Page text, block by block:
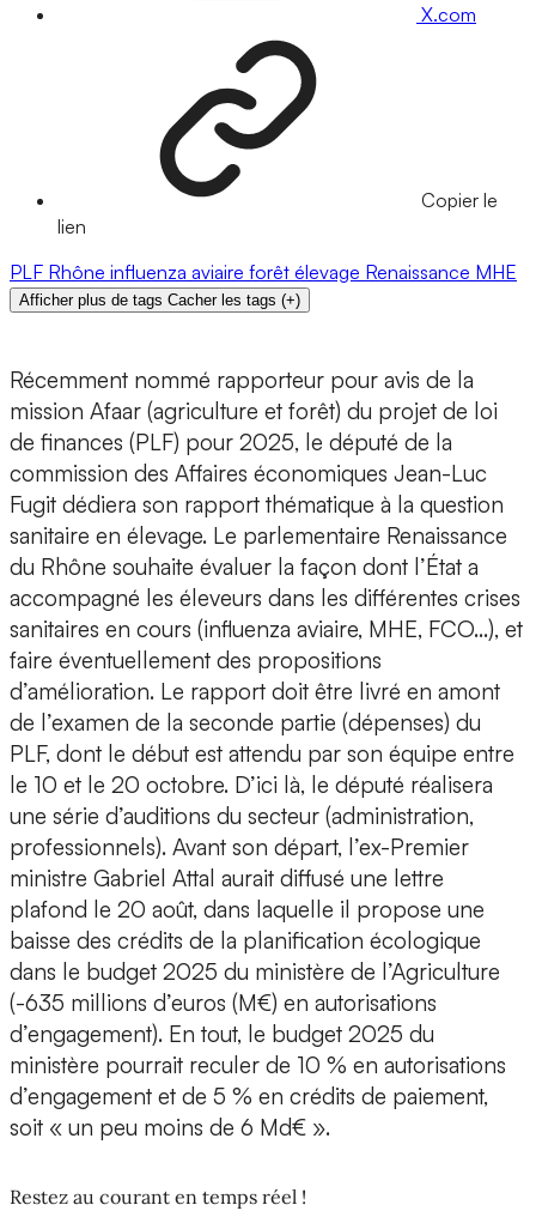
X.com
Copier le
lien
PLF Rhône influenza aviaire forêt élevage Renaissance MHE
Afficher plus de tags Cacher les tags (+)
Récemment nommé rapporteur pour avis de la
mission Afaar (agriculture et forêt) du projet de loi
de finances (PLF) pour 2025, le député de la
commission des Affaires économiques Jean-Luc
Fugit dédiera son rapport thématique à la question
sanitaire en élevage. Le parlementaire Renaissance
du Rhône souhaite évaluer la façon dont l’État a
accompagné les éleveurs dans les différentes crises
sanitaires en cours (influenza aviaire, MHE, FCO…), et
faire éventuellement des propositions
d’amélioration. Le rapport doit être livré en amont
de l’examen de la seconde partie (dépenses) du
PLF, dont le début est attendu par son équipe entre
le 10 et le 20 octobre. D’ici là, le député réalisera
une série d’auditions du secteur (administration,
professionnels). Avant son départ, l’ex-Premier
ministre Gabriel Attal aurait diffusé une lettre
plafond le 20 août, dans laquelle il propose une
baisse des crédits de la planification écologique
dans le budget 2025 du ministère de l’Agriculture
(-635 millions d’euros (M€) en autorisations
d’engagement). En tout, le budget 2025 du
ministère pourrait reculer de 10 % en autorisations
d’engagement et de 5 % en crédits de paiement,
soit « un peu moins de 6 Md€ ».
Restez au courant en temps réel !